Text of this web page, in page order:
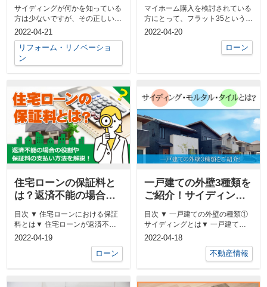
由も解説
サイディングが何かを知っている
方は少ないですが、その正しいメ
ンテナンスや耐久年数などを知る
方は...
2022-04-21
リフォーム・リノベーショ
ン
点
マイホーム購入を検討されている
方にとって、フラット35という言
葉は一度は聞いたことがあるので
2022-04-20
ローン
住宅ローンの保証料と
は？返済不能の場合の
方法を解説
目次 ▼ 住宅ローンにおける保証
料とは▼ 住宅ローンが返済不能
になった際の保証料の役割▼ 住
2022-04-19
ローン
一戸建ての外壁3種類を
ご紹介！サイディン
とは？
目次 ▼ 一戸建ての外壁の種類①
サイディングとは▼ 一戸建ての
外壁の種類②モルタルとは▼ 一
2022-04-18
不動産情報